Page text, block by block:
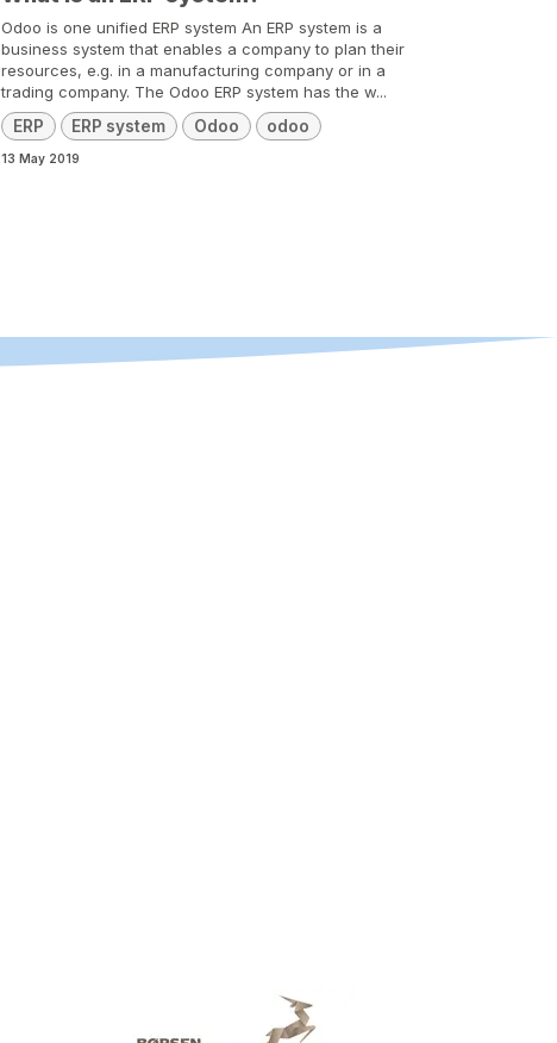
Odoo is one unified ERP system An ERP system is a
business system that enables a company to plan their
resources, e.g. in a manufacturing company or in a
trading company. The Odoo ERP system has the w...
ERP
ERP system Odoo odoo
13 May 2019